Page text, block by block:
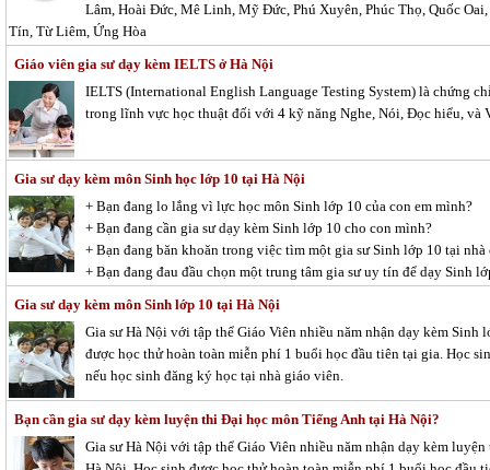
Lâm, Hoài Đức, Mê Linh, Mỹ Đức, Phú Xuyên, Phúc Thọ, Quốc
Tín, Từ Liêm, Ứng Hòa
Giáo viên gia sư dạy kèm IELTS ở Hà Nội
IELTS (International English Language Testing System) là chứng
trong lĩnh vực học thuật đối với 4 kỹ năng Nghe, Nói, Đọc hiểu, và
Gia sư dạy kèm môn Sinh học lớp 10 tại Hà Nội
+ Bạn đang lo lắng vì lực học môn Sinh lớp 10 của con em mình?
+ Bạn đang cần gia sư dạy kèm Sinh lớp 10 cho con mình?
+ Bạn đang băn khoăn trong việc tìm một gia sư Sinh lớp 10 tại nhà
+ Bạn đang đau đầu chọn một trung tâm gia sư uy tín để dạy Sinh
Gia sư dạy kèm môn Sinh lớp 10 tại Hà Nội
Gia sư Hà Nội với tập thể Giáo Viên nhiều năm nhận dạy kèm Sinh
được học thử hoàn toàn miễn phí 1 buổi học đầu tiên tại gia. Học
nếu học sinh đăng ký học tại nhà giáo viên.
Bạn cần gia sư dạy kèm luyện thi Đại học môn Tiếng Anh tại Hà Nội?
Gia sư Hà Nội với tập thể Giáo Viên nhiều năm nhận dạy kèm